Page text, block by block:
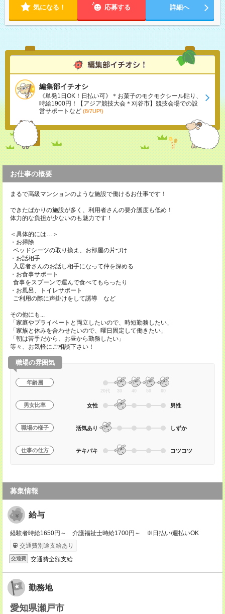
気になる！ 応募する 詳細へ
編集部イチオシ
《単発1日OK！日払い可》＊お菓子のモクモクシール貼り、
時給1900円！【アジア競技大会＊刈谷市】競技会場での設
営サポートなど (8/7UP!)
お仕事の概要
まるで高級マンションのような施設で働けるお仕事です！
できたばかりの施設が多く、利用者さんの要介護度も低め！
体力的な負担が少ないのも魅力です！
＜具体的には…＞
・お掃除
ベッドシーツの取り換え、お部屋の片づけ
・お話相手
入居者さんのお話し相手になって仲を深める
・お食事サポート
食事をスプーンで運んで食べてもらったり
・お風呂、トイレサポート
ご利用の際に声掛けをして誘導 など
その他にも...
「家庭やプライベートと両立したいので、時短勤務したい」
「家族と休みを合わせたいので、曜日固定して働きたい」
「朝は苦手だから、お昼から勤務したい」
等々、お気軽にご相談下さい！
職場の雰囲気
年齢層
20代 30 40 50 60
男女比率 女性 男性
職場の様子 活気あり しずか
仕事の仕方 テキパキ コツコツ
募集情報
給与
経験者時給1650円～ 介護福祉士時給1700円～ ※日払い/週払いOK
交通費別途支給あり
交通費 交通費全額支給
勤務地
愛知県瀬戸市